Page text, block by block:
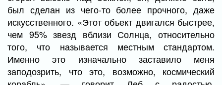
был сделан из чего-то более прочного, даже
искусственного. «Этот объект двигался быстрее,
чем 95% звезд вблизи Солнца, относительно
того, что называется местным стандартом.
Именно это изначально заставило меня
заподозрить, что это, возможно, космический